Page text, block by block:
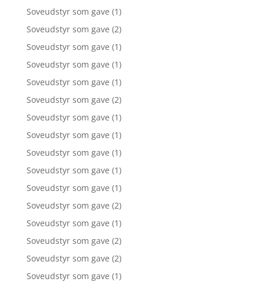
Soveudstyr som gave (1)
Soveudstyr som gave (2)
Soveudstyr som gave (1)
Soveudstyr som gave (1)
Soveudstyr som gave (1)
Soveudstyr som gave (2)
Soveudstyr som gave (1)
Soveudstyr som gave (1)
Soveudstyr som gave (1)
Soveudstyr som gave (1)
Soveudstyr som gave (1)
Soveudstyr som gave (2)
Soveudstyr som gave (1)
Soveudstyr som gave (2)
Soveudstyr som gave (2)
Soveudstyr som gave (1)